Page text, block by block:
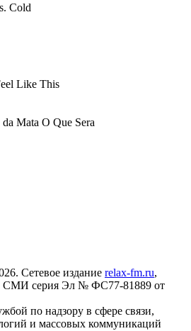
Cold
Like This
Mata O Que Sera
Сетевое издание relax-fm.ru,
СМИ серия Эл № ФС77-81889 от
по надзору в сфере связи,
и массовых коммуникаций